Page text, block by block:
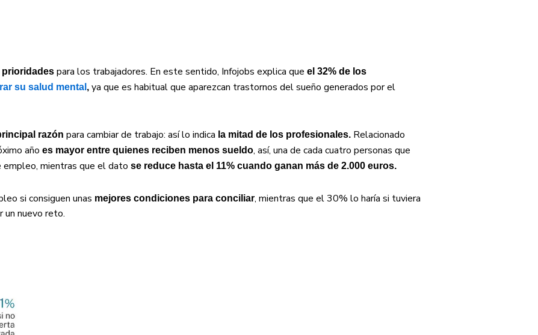
prioridades para los trabajadores. En este sentido, Infojobs explica que el 32% de los
su salud mental , ya que es habitual que aparezcan trastornos del sueño generados por el
razón para cambiar de trabajo: así lo indica la mitad de los profesionales. Relacionado
año es mayor entre quienes reciben menos sueldo, así, una de cada cuatro personas que
empleo, mientras que el dato se reduce hasta el 11% cuando ganan más de 2.000 euros.
si consiguen unas mejores condiciones para conciliar, mientras que el 30% lo haría si tuviera
un nuevo reto.